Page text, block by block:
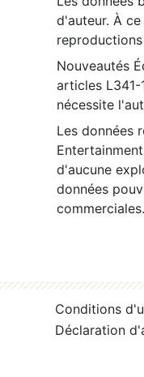
d'auteur. À
Nouveautés
articles
nécessite
Les données
d'aucune
données
commerciales.
Conditions
Déclaration